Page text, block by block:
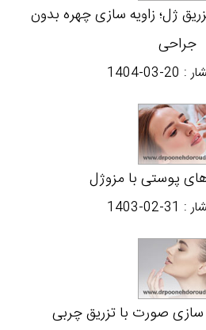
ژل؛ زاویه سازی چهره بدون
جراحی
:
1404-03-20
پوستی با مزوژل
:
1403-02-31
سازی صورت با تزریق چربی